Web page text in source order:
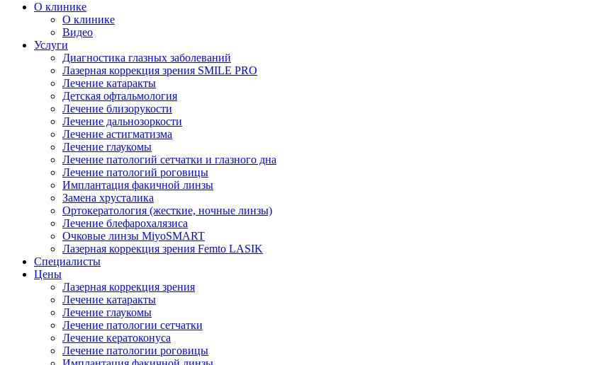
О клинике
О клинике
Видео
Услуги
Диагностика глазных заболеваний
Лазерная коррекция зрения SMILE PRO
Лечение катаракты
Детская офтальмология
Лечение близорукости
Лечение дальнозоркости
Лечение астигматизма
Лечение глаукомы
Лечение патологий сетчатки и глазного дна
Лечение патологий роговицы
Имплантация факичной линзы
Замена хрусталика
Ортокератология (жесткие, ночные линзы)
Лечение блефарохалязиса
Очковые линзы MiyoSMART
Лазерная коррекция зрения Femto LASIK
Специалисты
Цены
Лазерная коррекция зрения
Лечение катаракты
Лечение глаукомы
Лечение патологии сетчатки
Лечение кератоконуса
Лечение патологии роговицы